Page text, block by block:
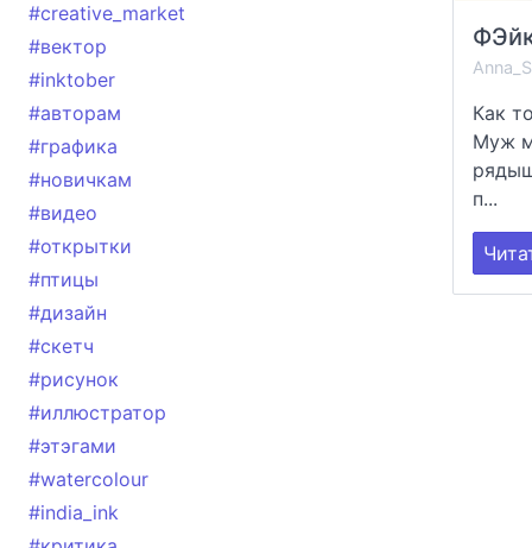
#creative_market
#вектор
#inktober
#авторам
#графика
#новичкам
#видео
#открытки
#птицы
#дизайн
#скетч
#рисунок
#иллюстратор
#этэгами
#watercolour
#india_ink
Как
Муж
п...